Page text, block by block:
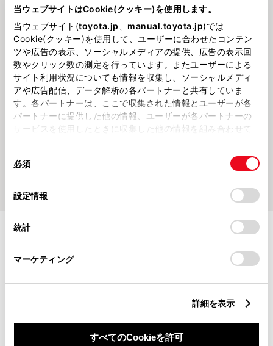
当ウェブサイトはCookie(クッキー)を使用します。
当ウェブサイト(toyota.jp manual.toyota.jp)では
Cookie(クッキー)を使用して、ユーザーに合わせたコンテン
ツや広告の表示、ソーシャルメディアの提供、広告の表示回
数やクリック数の測定を行っています。またユーザーによる
サイト利用状況についても情報を収集し、ソーシャルメディ
アや広告配信、データ解析の各パートナーと共有していま
す。各パートナーは、ここで収集された情報とユーザーが各
パートナーに提供した他の情報、ユーザーが各パートナーの
サービスを使用したときに収集した他の情報を組み合わせて
使用することがあります。当ウェブサイトの使用を続行する
デバイスにすべてのCookie(クッキー)が保存されることに同
意したことになります。Cookie(クッキー)のオプトアウト、
設定の変更、同意を撤回したりするにあたっては、当社の
「Cookie（クッキー）情報の取り扱いについて
」をご覧くだ
必須
設定情報
統計
マーケティング
詳細を表示
すべてのCookieを許可
auケータイ
2026521
【トヨタ認定中古車久留米インタ
ー店】ケータイ料金診断会📱ａ
ｕ・ＵＱモバイル📱2日間限定！
2026512
【トヨタ認定中古車久留米インタ
ー店】2026年度も宜しくお願い
致します(^^)/
もっとみる